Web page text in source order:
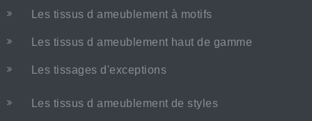
Les tissus d ameublement à motifs
Les tissus d ameublement haut de gamme
Les tissages d'exceptions
Les tissus d ameublement de styles